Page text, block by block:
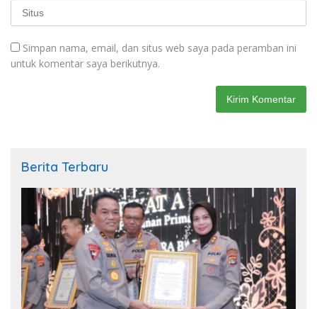
Simpan nama, email, dan situs web saya pada peramban ini
untuk komentar saya berikutnya.
Berita Terbaru